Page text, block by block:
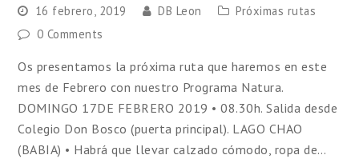
16 febrero, 2019 DB Leon
Próximas rutas
0 Comments
Os presentamos la próxima ruta que haremos en este
mes de Febrero con nuestro Programa Natura.
DOMINGO 17DE FEBRERO 2019 • 08.30h. Salida desde
Colegio Don Bosco (puerta principal). LAGO CHAO
(BABIA) • Habrá que llevar calzado cómodo, ropa de…